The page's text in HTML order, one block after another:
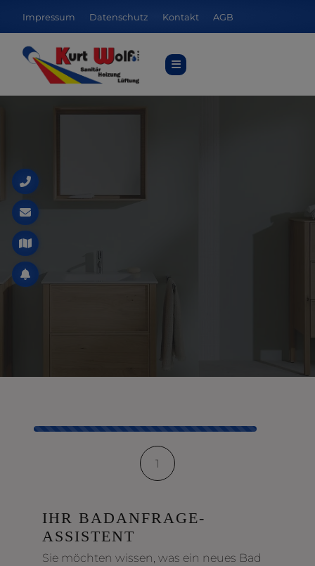
Impressum Datenschutz Kontakt AGB
Kontaktformular-Fortschritt
1
IHR BADANFRAGE-
ASSISTENT
Sie möchten wissen, was ein neues Bad